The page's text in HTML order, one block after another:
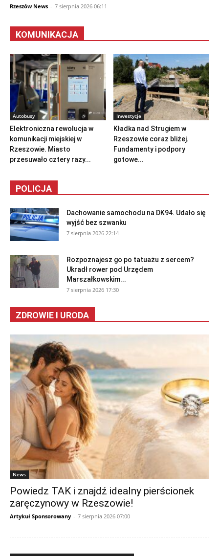
Rzeszów News - 7 sierpnia 2026 06:11
KOMUNIKACJA
Autobusy
Elektroniczna rewolucja w
komunikacji miejskiej w
Rzeszowie. Miasto
przesuwało cztery razy...
Inwestycje
Kładka nad Strugiem w
Rzeszowie coraz bliżej.
Fundamenty i podpory
gotowe...
POLICJA
Dachowanie samochodu na DK94. Udało się
wyjść bez szwanku
7 sierpnia 2026 22:14
Rozpoznajesz go po tatuażu z sercem?
Ukradł rower pod Urzędem
Marszałkowskim...
7 sierpnia 2026 17:30
ZDROWIE I URODA
News
Powiedz TAK i znajdź idealny pierścionek
zaręczynowy w Rzeszowie!
Artykuł Sponsorowany - 7 sierpnia 2026 07:00